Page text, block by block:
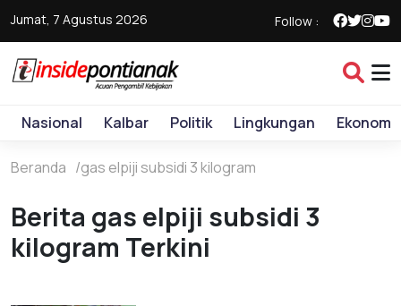
Jumat, 7 Agustus 2026 Follow :
Nasional Kalbar Politik Lingkungan Ekonomi
Beranda gas elpiji subsidi 3 kilogram
Berita gas elpiji subsidi 3
kilogram Terkini